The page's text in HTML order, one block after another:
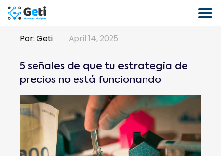
Por: Geti April 14, 2025
5 señales de que tu estrategia de
precios no está funcionando